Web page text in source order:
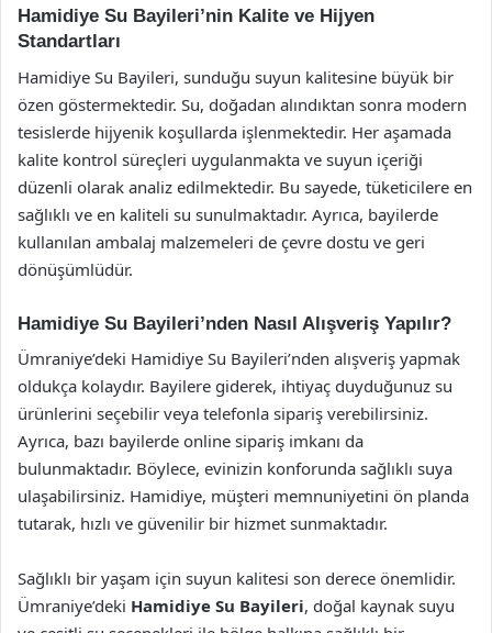
Hamidiye Su Bayileri’nin Kalite ve Hijyen
Standartları
Hamidiye Su Bayileri, sunduğu suyun kalitesine büyük bir
özen göstermektedir. Su, doğadan alındıktan sonra modern
tesislerde hijyenik koşullarda işlenmektedir. Her aşamada
kalite kontrol süreçleri uygulanmakta ve suyun içeriği
düzenli olarak analiz edilmektedir. Bu sayede, tüketicilere en
sağlıklı ve en kaliteli su sunulmaktadır. Ayrıca, bayilerde
kullanılan ambalaj malzemeleri de çevre dostu ve geri
dönüşümlüdür.
Hamidiye Su Bayileri’nden Nasıl Alışveriş Yapılır?
Ümraniye’deki Hamidiye Su Bayileri’nden alışveriş yapmak
oldukça kolaydır. Bayilere giderek, ihtiyaç duyduğunuz su
ürünlerini seçebilir veya telefonla sipariş verebilirsiniz.
Ayrıca, bazı bayilerde online sipariş imkanı da
bulunmaktadır. Böylece, evinizin konforunda sağlıklı suya
ulaşabilirsiniz. Hamidiye, müşteri memnuniyetini ön planda
tutarak, hızlı ve güvenilir bir hizmet sunmaktadır.
Sağlıklı bir yaşam için suyun kalitesi son derece önemlidir.
Ümraniye’deki Hamidiye Su Bayileri, doğal kaynak suyu